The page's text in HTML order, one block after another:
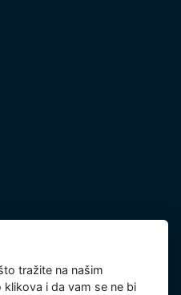
podataka
tražite na našim
i da vam se ne bi